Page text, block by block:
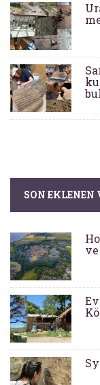
SON EKLENEN